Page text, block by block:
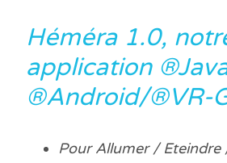
Héméra 1.0,
application
®Android/®VR-
Pour Allumer / Eteindre